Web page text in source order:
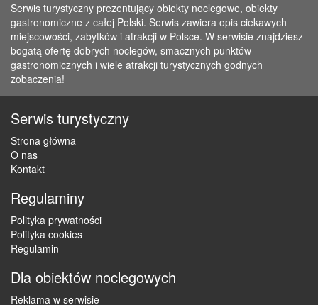
Serwis turystyczny prezentujący obiekty noclegowe, obiekty
gastronomiczne z całej Polski. Serwis zawiera opis ciekawych
miejscowości, zabytków i atrakcji w Polsce. W serwisie znajdziesz
bogatą ofertę dobrych noclegów, smacznych punktów
gastronomicznych i wiele atrakcji turystycznych godnych
zobaczenia!
Serwis turystyczny
Strona główna
O nas
Kontakt
Regulaminy
Polityka prywatności
Polityka cookies
Regulamin
Dla obiektów noclegowych
Reklama w serwisie